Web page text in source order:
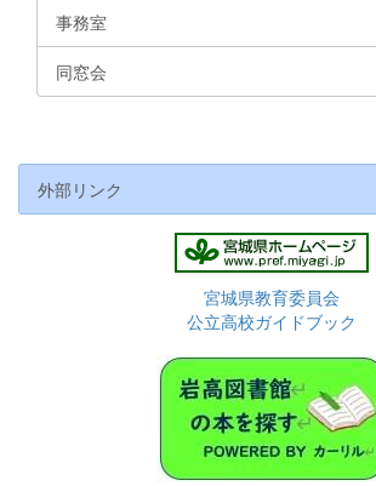
事務室
同窓会
外部リンク
宮城県教育委員会
公立高校ガイドブック